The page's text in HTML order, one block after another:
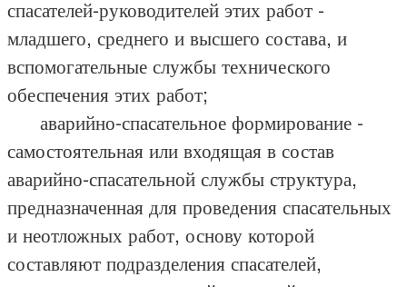
спасателей-руководителей этих работ -
младшего, среднего и высшего состава, и
вспомогательные службы технического
обеспечения этих работ;
аварийно-спасательное формирование -
самостоятельная или входящая в состав
аварийно-спасательной службы структура,
предназначенная для проведения спасательных
и неотложных работ, основу которой
составляют подразделения спасателей,